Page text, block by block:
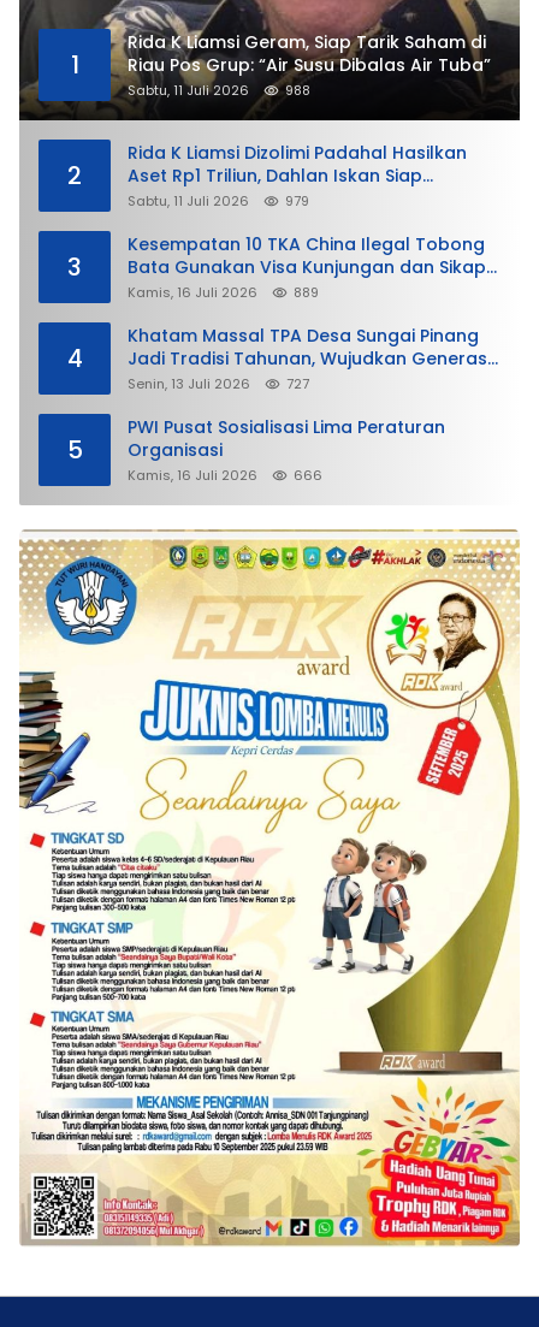
1
Rida K Liamsi Geram, Siap Tarik Saham di
Riau Pos Grup: “Air Susu Dibalas Air Tuba”
Sabtu, 11 Juli 2026 988
2
Rida K Liamsi Dizolimi Padahal Hasilkan
Aset Rp1 Triliun, Dahlan Iskan Siap
Membela
Sabtu, 11 Juli 2026 979
3
Kesempatan 10 TKA China Ilegal Tobong
Bata Gunakan Visa Kunjungan dan Sikap
Lunak Ditjen Imigrasi Kepri?
Kamis, 16 Juli 2026 889
4
Khatam Massal TPA Desa Sungai Pinang
Jadi Tradisi Tahunan, Wujudkan Generasi
Qurani
Senin, 13 Juli 2026 727
5
PWI Pusat Sosialisasi Lima Peraturan
Organisasi
Kamis, 16 Juli 2026 666